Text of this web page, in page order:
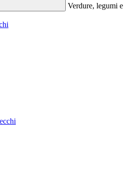
Verdure, legumi e